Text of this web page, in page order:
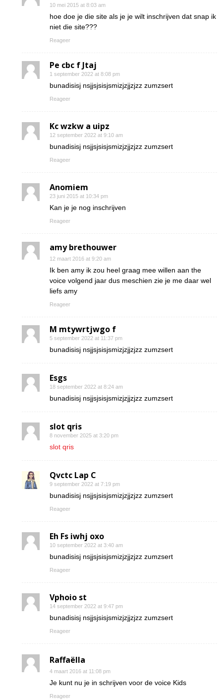
10 mei 2015 at 8:03 am
hoe doe je die site als je je wilt inschrijven dat snap ik
niet die site???
Reageer
Pe cbc f Jtaj
1 september 2022 at 8:08 pm
bunadisisj nsjjsjsisjsmizjzjjzjzz zumzsert
Reageer
Kc wzkw a uipz
12 september 2022 at 9:10 am
bunadisisj nsjjsjsisjsmizjzjjzjzz zumzsert
Reageer
Anomiem
23 juni 2015 at 10:34 pm
Kan je je nog inschrijven
Reageer
amy brethouwer
12 maart 2016 at 9:20 am
Ik ben amy ik zou heel graag mee willen aan the
voice volgend jaar dus meschien zie je me daar wel
liefs amy
Reageer
M mtywrtjwgo f
5 september 2022 at 11:37 pm
bunadisisj nsjjsjsisjsmizjzjjzjzz zumzsert
Esgs
18 september 2022 at 8:24 am
bunadisisj nsjjsjsisjsmizjzjjzjzz zumzsert
slot qris
8 november 2025 at 3:20 pm
slot qris
Qvctc Lap C
9 september 2022 at 7:19 pm
bunadisisj nsjjsjsisjsmizjzjjzjzz zumzsert
Reageer
Eh Fs iwhj oxo
10 september 2022 at 3:40 am
bunadisisj nsjjsjsisjsmizjzjjzjzz zumzsert
Reageer
Vphoio st
14 september 2022 at 9:47 pm
bunadisisj nsjjsjsisjsmizjzjjzjzz zumzsert
Reageer
Raffaëlla
4 maart 2016 at 11:08 pm
Je kunt nu je in schrijven voor de voice Kids
Reageer